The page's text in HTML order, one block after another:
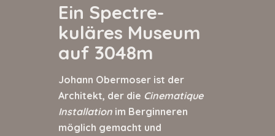
Ein Spectre-
kuläres Museum
auf 3048m
Johann Obermoser ist der
Architekt, der die Cinematique
Installation im Berginneren
möglich gemacht und